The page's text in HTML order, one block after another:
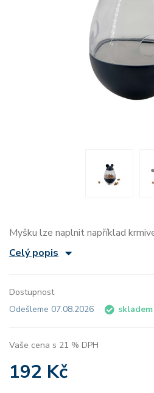
Myšku lze naplnit například
Celý popis
Dostupnost
Odešleme 07.08.2026
skladem
Vaše cena s 21 % DPH
192 Kč